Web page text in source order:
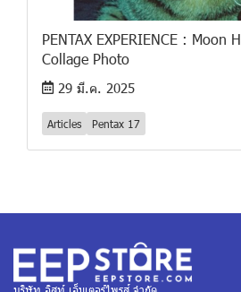
PENTAX EXPERIENCE : Moon
Collage Photo
29 มี.ค. 2025
Articles Pentax 17
บริษัท อิสท์ เอ็นเตอร์ไพรส์ จำกัด